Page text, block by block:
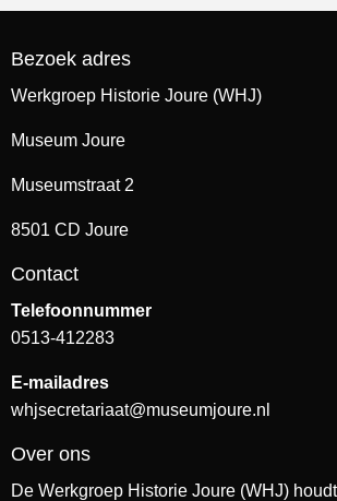
Bezoek adres
Werkgroep Historie Joure (WHJ)
Museum Joure
Museumstraat 2
8501 CD Joure
Contact
Telefoonnummer
0513-412283
E-mailadres
whjsecretariaat@museumjoure.nl
Over ons
De Werkgroep Historie Joure (WHJ)